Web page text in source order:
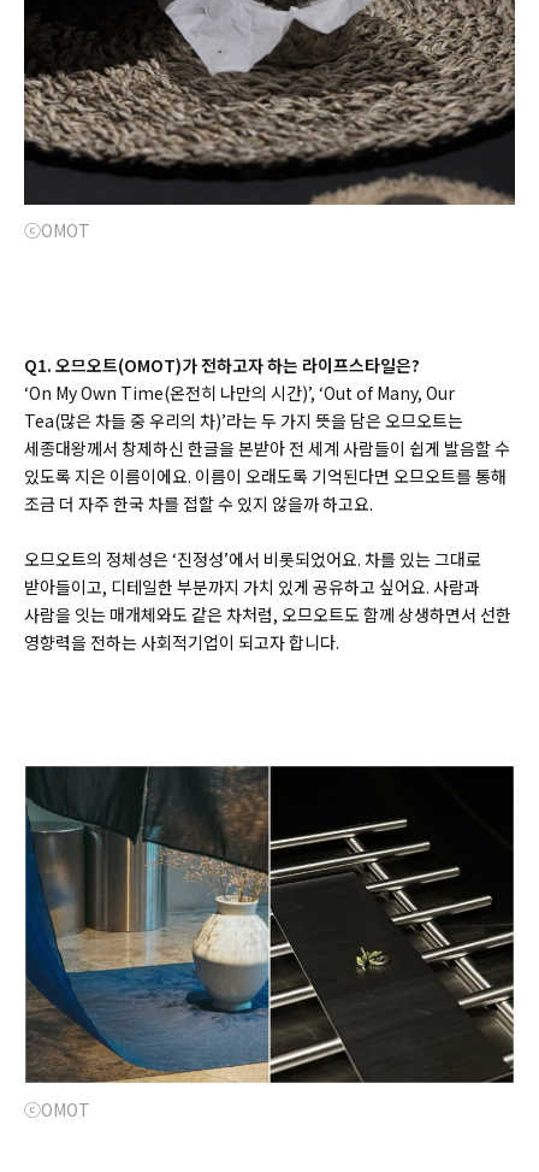
ⓒOMOT
Q1. 오므오트(OMOT)가 전하고자 하는 라이프스타일은?
‘On My Own Time(온전히 나만의 시간)’, ‘Out of Many, Our
Tea(많은 차들 중 우리의 차)’라는 두 가지 뜻을 담은 오므오트는
세종대왕께서 창제하신 한글을 본받아 전 세계 사람들이 쉽게 발음할 수
있도록 지은 이름이에요. 이름이 오래도록 기억된다면 오므오트를 통해
조금 더 자주 한국 차를 접할 수 있지 않을까 하고요.
오므오트의 정체성은 ‘진정성’에서 비롯되었어요. 차를 있는 그대로
받아들이고, 디테일한 부분까지 가치 있게 공유하고 싶어요. 사람과
사람을 잇는 매개체와도 같은 차처럼, 오므오트도 함께 상생하면서 선한
영향력을 전하는 사회적기업이 되고자 합니다.
ⓒOMOT